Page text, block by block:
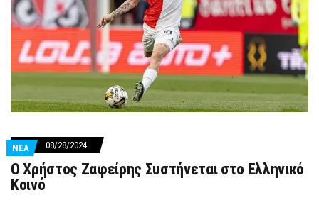
ΝΕΑ 08/28/2024
Ο Χρήστος Ζαφείρης Συστήνεται στο Ελληνικό
Κοινό